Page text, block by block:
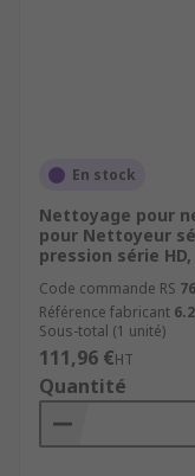
En stock
Nettoyage pour
pour Nettoyeur
pression série HD,
Code commande RS
Référence fabricant
Sous-total (1 unité)
111,96 €HT
Quantité